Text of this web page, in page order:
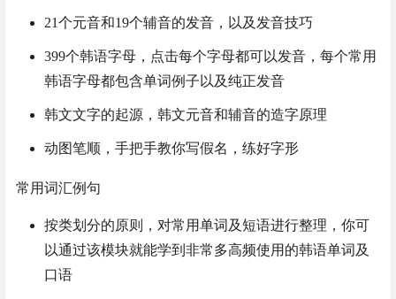
21个元音和19个辅音的发音，以及发音技巧
399个韩语字母，点击每个字母都可以发音，每个常用
韩语字母都包含单词例子以及纯正发音
韩文文字的起源，韩文元音和辅音的造字原理
动图笔顺，手把手教你写假名，练好字形
常用词汇例句
按类划分的原则，对常用单词及短语进行整理，你可
以通过该模块就能学到非常多高频使用的韩语单词及
口语